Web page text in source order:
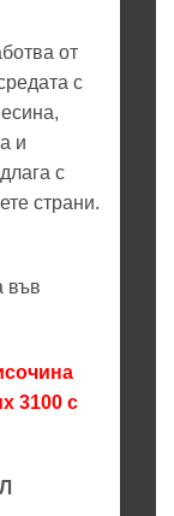
от
с
и
с
страни.
във
3100 с